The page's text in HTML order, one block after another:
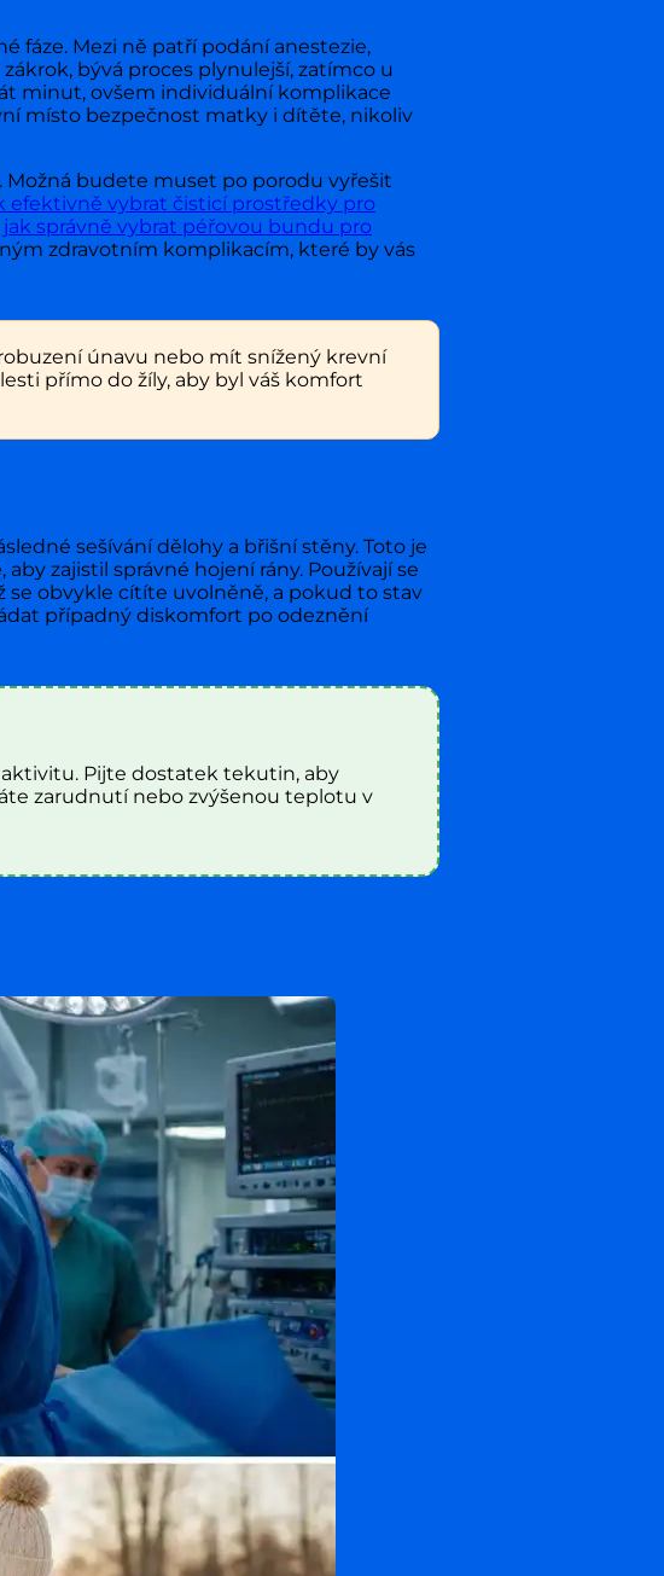
fáze. Mezi ně patří podání anestezie,
bývá proces plynulejší, zatímco u
minut, ovšem individuální komplikace
místo bezpečnost matky i dítěte, nikoliv
Možná budete muset po porodu vyřešit
efektivně vybrat čisticí prostředky pro
jak správně vybrat péřovou bundu pro
zdravotním komplikacím, které by vás
únavu nebo mít snížený krevní
přímo do žíly, aby byl váš komfort
sešívání dělohy a břišní stěny. Toto je
zajistil správné hojení rány. Používají se
se obvykle cítíte uvolněně, a pokud to stav
případný diskomfort po odeznění
Pijte dostatek tekutin, aby
zarudnutí nebo zvýšenou teplotu v